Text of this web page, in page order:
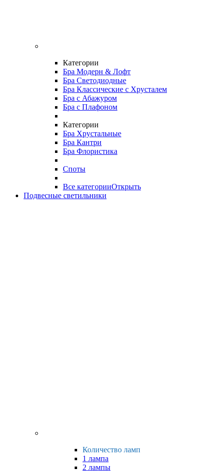
Категории
Бра Модерн & Лофт
Бра Светодиодные
Бра Классические с Хрусталем
Бра с Абажуром
Бра с Плафоном
Категории
Бра Хрустальные
Бра Кантри
Бра Флористика
Споты
Все категорииОткрыть
Подвесные светильники
Количество ламп
1 лампа
2 лампы